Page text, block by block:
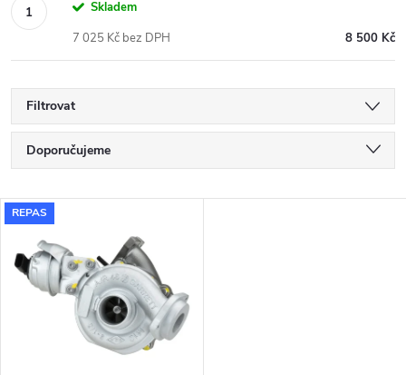
Skladem
8 500 Kč
7 025 Kč bez DPH
Filtrovat
Ř
a
z
e
Doporučujeme
Nejdražší
Nejprodávanější
Abecedně
V
ý
REPAS